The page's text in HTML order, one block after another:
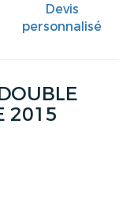
Devis
personnalisé
2015